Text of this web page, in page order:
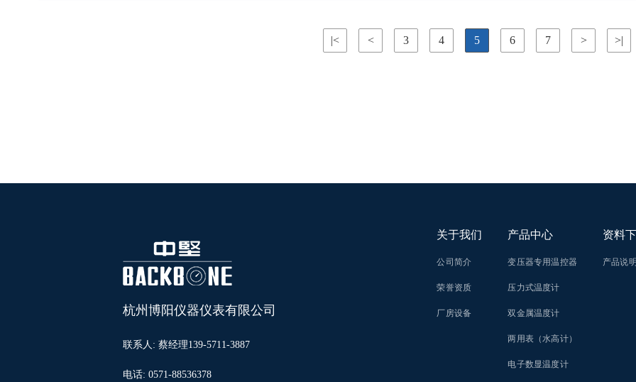
|< < 3 4 5 6 7 > >|
关于我们
公司简介
荣誉资质
厂房设备
产品中心
变压器专用温控器
压力式温度计
双金属温度计
两用表（水高计）
电子数显温度计
资料
产品说
杭州博阳仪器仪表有限公司
联系人: 蔡经理139-5711-3887
电话: 0571-88536378